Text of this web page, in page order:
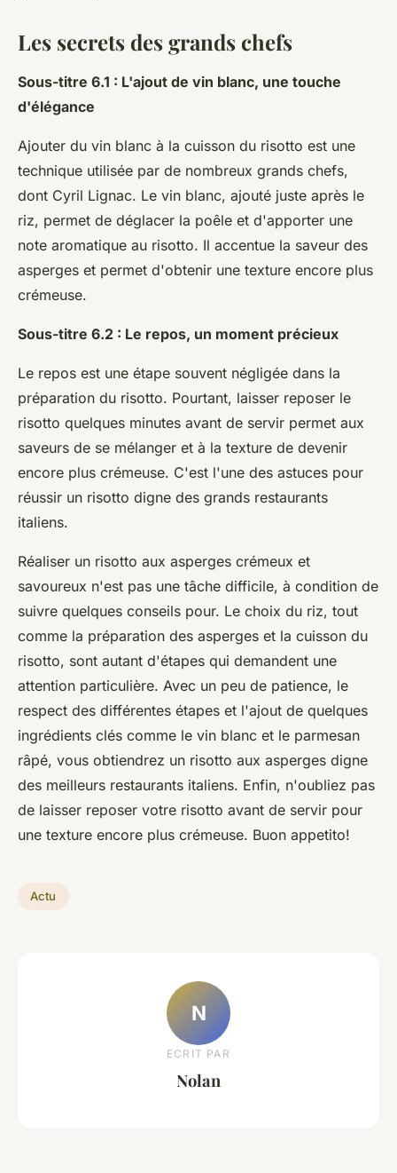
Les secrets des grands chefs
Sous-titre 6.1 : L'ajout de vin blanc, une touche
d'élégance
Ajouter du vin blanc à la cuisson du risotto est une
technique utilisée par de nombreux grands chefs,
dont Cyril Lignac. Le vin blanc, ajouté juste après le
riz, permet de déglacer la poêle et d'apporter une
note aromatique au risotto. Il accentue la saveur des
asperges et permet d'obtenir une texture encore plus
crémeuse.
Sous-titre 6.2 : Le repos, un moment précieux
Le repos est une étape souvent négligée dans la
préparation du risotto. Pourtant, laisser reposer le
risotto quelques minutes avant de servir permet aux
saveurs de se mélanger et à la texture de devenir
encore plus crémeuse. C'est l'une des astuces pour
réussir un risotto digne des grands restaurants
italiens.
Réaliser un risotto aux asperges crémeux et
savoureux n'est pas une tâche difficile, à condition de
suivre quelques conseils pour. Le choix du riz, tout
comme la préparation des asperges et la cuisson du
risotto, sont autant d'étapes qui demandent une
attention particulière. Avec un peu de patience, le
respect des différentes étapes et l'ajout de quelques
ingrédients clés comme le vin blanc et le parmesan
râpé, vous obtiendrez un risotto aux asperges digne
des meilleurs restaurants italiens. Enfin, n'oubliez pas
de laisser reposer votre risotto avant de servir pour
une texture encore plus crémeuse. Buon appetito!
Actu
N
ECRIT PAR
Nolan